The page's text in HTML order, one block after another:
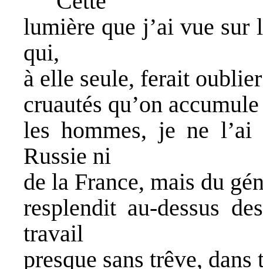
lumière que j’ai vue sur
qui,
à elle seule, ferait
cruautés qu’on
les hommes, je ne
Russie ni
de la France, mais du
resplendit au-dessus
travail
presque sans trêve,